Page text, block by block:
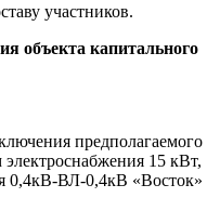
участников.
объекта капитального
предполагаемого
электроснабжения 15 кВт,
0,4кВ-ВЛ-0,4кВ «Восток»